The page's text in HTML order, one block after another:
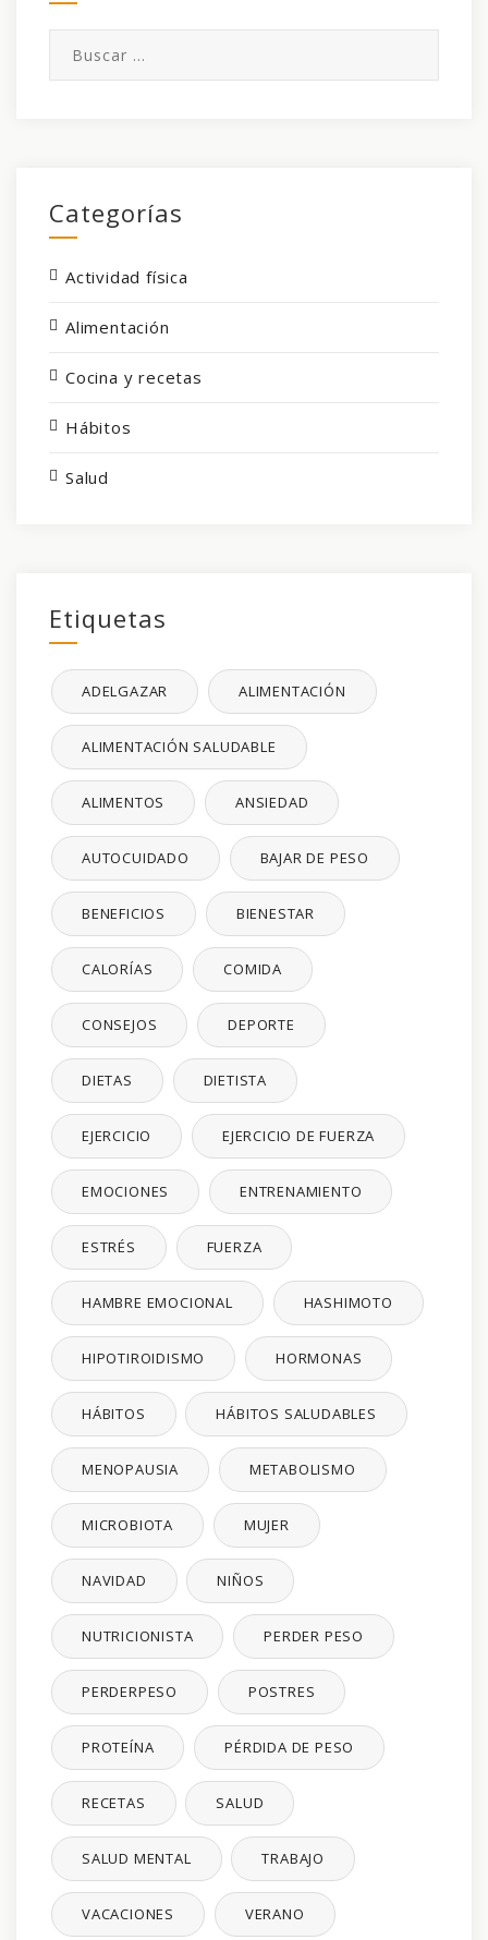
Categorías
Actividad física
Alimentación
Cocina y recetas
Hábitos
Salud
Etiquetas
ADELGAZAR ALIMENTACIÓN
ALIMENTACIÓN SALUDABLE
ALIMENTOS ANSIEDAD
AUTOCUIDADO BAJAR DE PESO
BENEFICIOS BIENESTAR
CALORÍAS COMIDA
CONSEJOS DEPORTE
DIETAS DIETISTA
EJERCICIO EJERCICIO DE FUERZA
EMOCIONES ENTRENAMIENTO
ESTRÉS FUERZA
HAMBRE EMOCIONAL HASHIMOTO
HIPOTIROIDISMO HORMONAS
HÁBITOS HÁBITOS SALUDABLES
MENOPAUSIA METABOLISMO
MICROBIOTA MUJER
NAVIDAD NIÑOS
NUTRICIONISTA PERDER PESO
PERDERPESO POSTRES
PROTEÍNA PÉRDIDA DE PESO
RECETAS SALUD
SALUD MENTAL TRABAJO
VACACIONES VERANO